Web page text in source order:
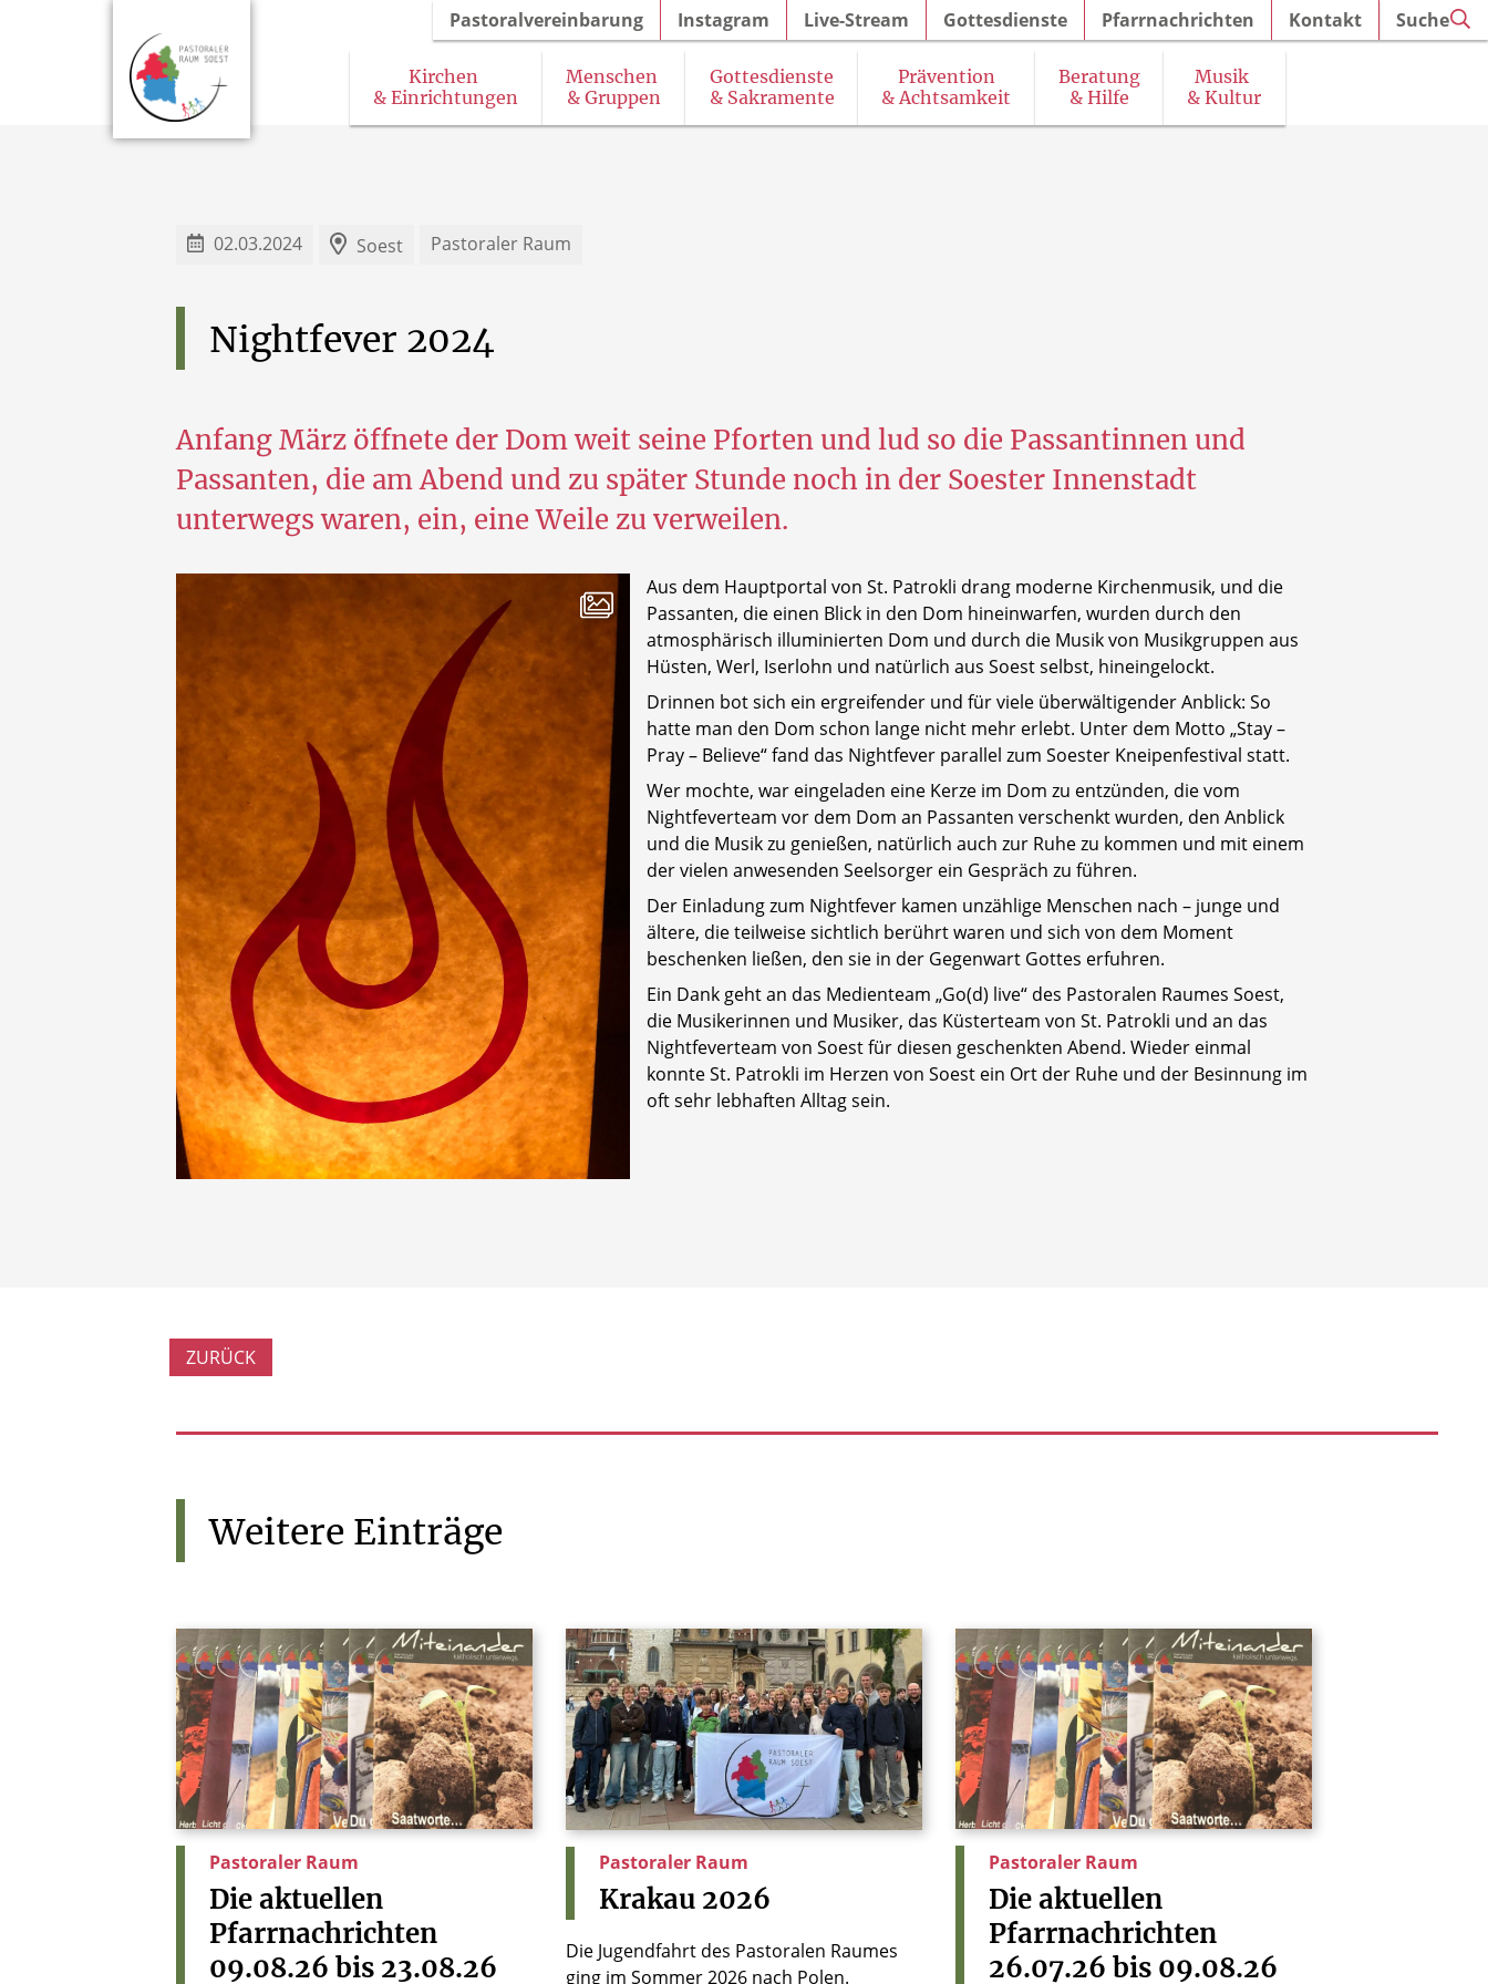
Kirchen
& Einrichtungen
Menschen
& Gruppen
Gottesdienste
& Sakramente
Prävention
& Achtsamkeit
Beratung
& Hilfe
Musik
& Kultur
Pastoralvereinbarung Instagram Live-Stream Gottesdienste Pfarrnachrichten Kontakt Suche
02.03.2024 Soest Pastoraler Raum
Nightfever 2024
Anfang März öffnete der Dom weit seine Pforten und lud so die Passantinnen und
Passanten, die am Abend und zu später Stunde noch in der Soester Innenstadt
unterwegs waren, ein, eine Weile zu verweilen.
Aus dem Hauptportal von St. Patrokli drang moderne Kirchenmusik, und die
Passanten, die einen Blick in den Dom hineinwarfen, wurden durch den
atmosphärisch illuminierten Dom und durch die Musik von Musikgruppen aus
Hüsten, Werl, Iserlohn und natürlich aus Soest selbst, hineingelockt.
Drinnen bot sich ein ergreifender und für viele überwältigender Anblick: So
hatte man den Dom schon lange nicht mehr erlebt. Unter dem Motto „Stay –
Pray – Believe“ fand das Nightfever parallel zum Soester Kneipenfestival statt.
Wer mochte, war eingeladen eine Kerze im Dom zu entzünden, die vom
Nightfeverteam vor dem Dom an Passanten verschenkt wurden, den Anblick
und die Musik zu genießen, natürlich auch zur Ruhe zu kommen und mit einem
der vielen anwesenden Seelsorger ein Gespräch zu führen.
Der Einladung zum Nightfever kamen unzählige Menschen nach – junge und
ältere, die teilweise sichtlich berührt waren und sich von dem Moment
beschenken ließen, den sie in der Gegenwart Gottes erfuhren.
Ein Dank geht an das Medienteam „Go(d) live“ des Pastoralen Raumes Soest,
die Musikerinnen und Musiker, das Küsterteam von St. Patrokli und an das
Nightfeverteam von Soest für diesen geschenkten Abend. Wieder einmal
konnte St. Patrokli im Herzen von Soest ein Ort der Ruhe und der Besinnung im
oft sehr lebhaften Alltag sein.
ZURÜCK
Weitere Einträge
Pastoraler Raum
Dieaktuellen
Pfarrnachrichten
09.08.26 bis 23.08.26
Pastoraler Raum
Krakau 2026
Die Jugendfahrt des Pastoralen Raumes
ging im Sommer 2026 nach Polen.
Pastoraler Raum
Dieaktuellen
Pfarrnachrichten
26.07.26 bis 09.08.26